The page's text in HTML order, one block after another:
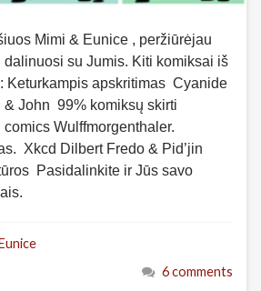
Mimi & Eunice , peržiūrėjau
dalinuosi su Jumis. Kiti komiksai iš
Keturkampis apskritimas Cyanide
John 99% komiksų skirti
Wulffmorgenthaler.
Xkcd Dilbert Fredo & Pid’jin
Pasidalinkite ir Jūs savo
6 comments